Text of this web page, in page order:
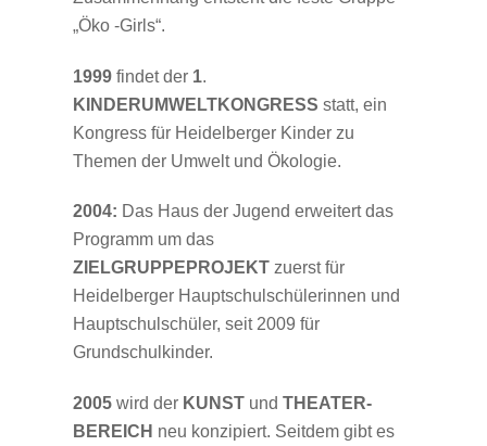
„Öko -Girls“.
1999 findet der 1.
KINDERUMWELTKONGRESSstatt, ein
Kongress für Heidelberger Kinder zu
Themen der Umwelt und Ökologie.
2004: Das Haus der Jugend erweitert das
Programm um das
ZIELGRUPPEPROJEKT zuerst für
Heidelberger Hauptschulschülerinnen und
Hauptschulschüler, seit 2009 für
Grundschulkinder.
2005wird der KUNST undTHEATER-
BEREICH neu konzipiert. Seitdem gibt es